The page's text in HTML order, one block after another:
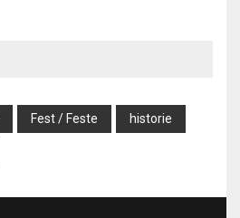
Fest / Feste historie